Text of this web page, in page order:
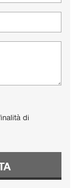
di
utente